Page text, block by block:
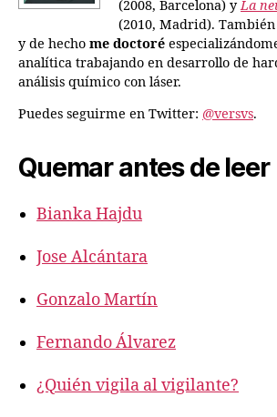
(2008, Barcelona) yLa
(2010, Madrid).
y de hecho me doctoré
analítica trabajando en desarrollo de
análisis químico con láser.
Puedes seguirme en Twitter: @versvs.
Quemar antes de leer
Bianka Hajdu
Jose Alcántara
Gonzalo Martín
Fernando Álvarez
¿Quién vigila al vigilante?